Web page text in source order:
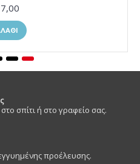
σπίτι ή στο γραφείο σας.
προέλευσης.